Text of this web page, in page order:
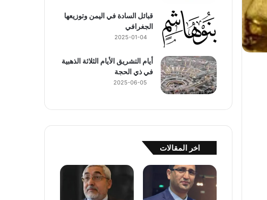
قبائل السادة في اليمن وتوزيعها
الجغرافي
2025-01-04
أيام التشريق الأيام الثلاثة الذهبية
في ذي الحجة
2025-06-05
اخر المقالات